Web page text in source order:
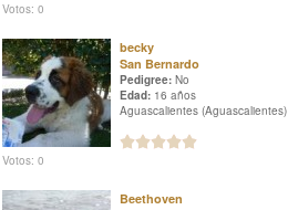
Votos: 0
becky
San Bernardo
Pedigree: No
Edad: 16 años
Aguascalientes (Aguascalientes)
Votos: 0
Beethoven